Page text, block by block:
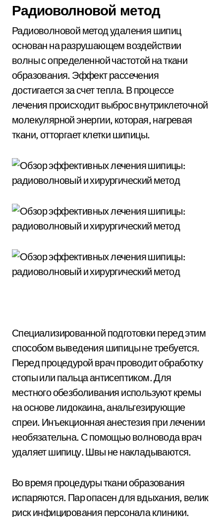
Радиоволновой метод
Радиоволновой метод удаления шипиц
основан на разрушающем воздействии
волны с определенной частотой на ткани
образования. Эффект рассечения
достигается за счет тепла. В процессе
лечения происходит выброс внутриклеточной
молекулярной энергии, которая, нагревая
ткани, отторгает клетки шипицы.
Специализированной подготовки перед этим
способом выведения шипицы не требуется.
Перед процедурой врач проводит обработку
стопы или пальца антисептиком. Для
местного обезболивания используют кремы
на основе лидокаина, анальгезирующие
спреи. Инъекционная анестезия при лечении
необязательна. С помощью волновода врач
удаляет шипицу. Швы не накладываются.
Во время процедуры ткани образования
испаряются. Пар опасен для вдыхания, велик
риск инфицирования персонала клиники.